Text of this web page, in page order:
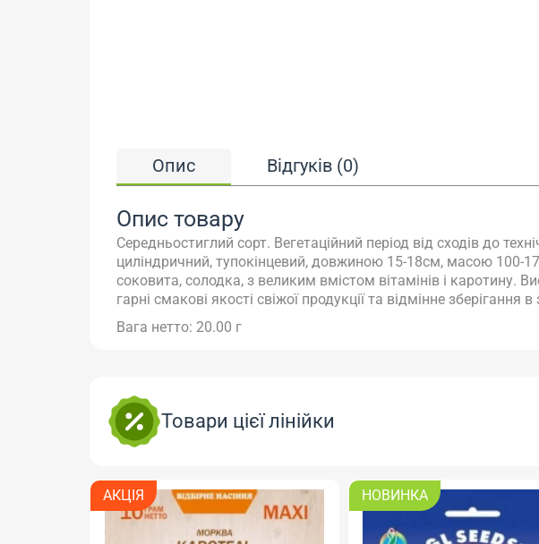
Опис Відгуків (0)
Опис товару
Середньостиглий сорт. Вегетаційний період від сходів до
циліндричний, тупокінцевий, довжиною 15-18см, масою 100-
соковита, солодка, з великим вмістом вітамінів і каротину.
гарні смакові якості свіжої продукції та відмінне зберігання
Вага нетто: 20.00 г
Товари цієї лінійки
АКЦІЯ НОВИНКА